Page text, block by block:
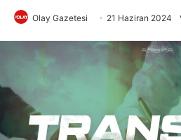
Olay Gazetesi 21 Haziran 2024